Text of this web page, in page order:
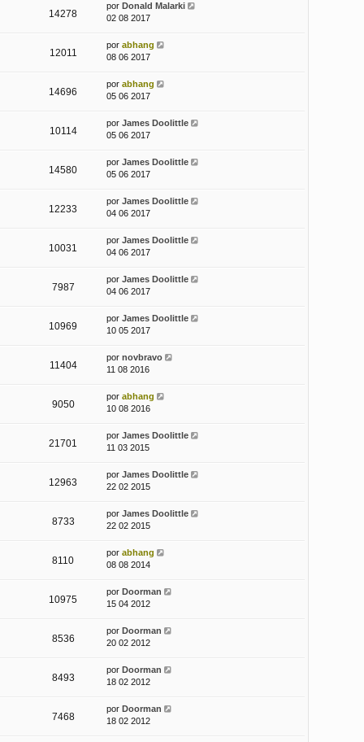
14278
por Donald Malarki
02 08 2017
12011
por abhang
08 06 2017
14696
por abhang
05 06 2017
10114
por James Doolittle
05 06 2017
14580
por James Doolittle
05 06 2017
12233
por James Doolittle
04 06 2017
10031
por James Doolittle
04 06 2017
7987
por James Doolittle
04 06 2017
10969
por James Doolittle
10 05 2017
11404
por novbravo
11 08 2016
9050
por abhang
10 08 2016
21701
por James Doolittle
11 03 2015
12963
por James Doolittle
22 02 2015
8733
por James Doolittle
22 02 2015
8110
por abhang
08 08 2014
10975
por Doorman
15 04 2012
8536
por Doorman
20 02 2012
8493
por Doorman
18 02 2012
7468
por Doorman
18 02 2012